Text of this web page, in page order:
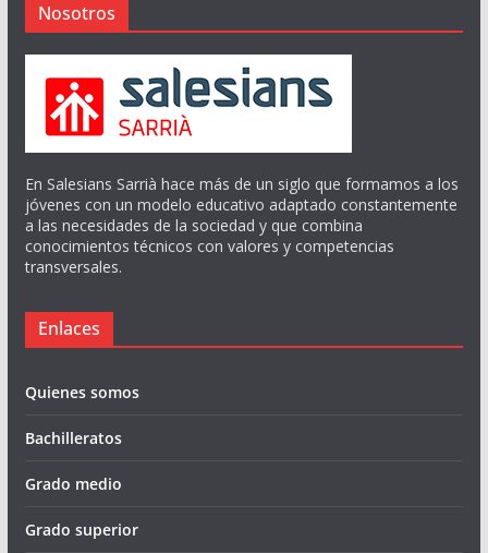
Nosotros
En Salesians Sarrià hace más de un siglo que formamos a los
jóvenes con un modelo educativo adaptado constantemente
a las necesidades de la sociedad y que combina
conocimientos técnicos con valores y competencias
transversales.
Enlaces
Quienes somos
Bachilleratos
Grado medio
Grado superior